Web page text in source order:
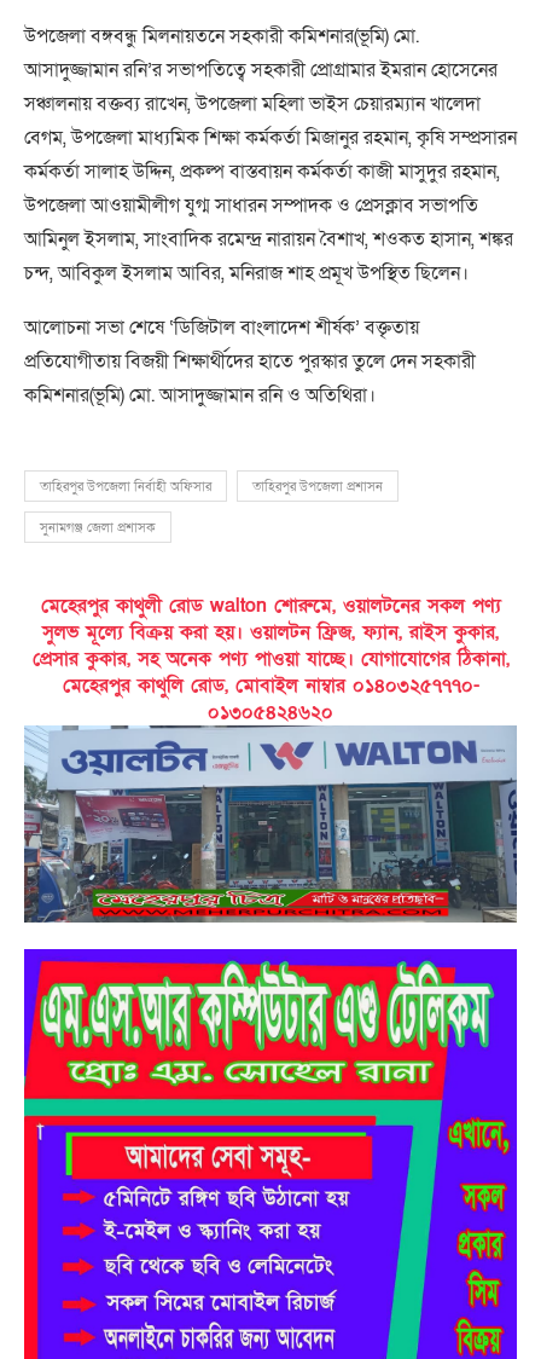
উপজেলা বঙ্গবন্ধু মিলনায়তনে সহকারী কমিশনার(ভূমি) মো.
আসাদুজ্জামান রনি’র সভাপতিত্বে সহকারী প্রোগ্রামার ইমরান হোসেনের
সঞ্চালনায় বক্তব্য রাখেন, উপজেলা মহিলা ভাইস চেয়ারম্যান খালেদা
বেগম, উপজেলা মাধ্যমিক শিক্ষা কর্মকর্তা মিজানুর রহমান, কৃষি সম্প্রসারন
কর্মকর্তা সালাহ উদ্দিন, প্রকল্প বাস্তবায়ন কর্মকর্তা কাজী মাসুদুর রহমান,
উপজেলা আওয়ামীলীগ যুগ্ম সাধারন সম্পাদক ও প্রেসক্লাব সভাপতি
আমিনুল ইসলাম, সাংবাদিক রমেন্দ্র নারায়ন বৈশাখ, শওকত হাসান, শঙ্কর
চন্দ, আবিকুল ইসলাম আবির, মনিরাজ শাহ প্রমূখ উপস্থিত ছিলেন।
আলোচনা সভা শেষে ‘ডিজিটাল বাংলাদেশ শীর্ষক’ বক্তৃতায়
প্রতিযোগীতায় বিজয়ী শিক্ষার্থীদের হাতে পুরস্কার তুলে দেন সহকারী
কমিশনার(ভূমি) মো. আসাদুজ্জামান রনি ও অতিথিরা।
তাহিরপুর উপজেলা নির্বাহী অফিসার তাহিরপুর উপজেলা প্রশাসন
সুনামগঞ্জ জেলা প্রশাসক
মেহেরপুর কাথুলী রোড walton শোরুমে, ওয়ালটনের সকল পণ্য
সুলভ মূল্যে বিক্রয় করা হয়। ওয়ালটন ফ্রিজ, ফ্যান, রাইস কুকার,
প্রেসার কুকার, সহ অনেক পণ্য পাওয়া যাচ্ছে। যোগাযোগের ঠিকানা,
মেহেরপুর কাথুলি রোড, মোবাইল নাম্বার ০১৪০৩২৫৭৭৭০-
০১৩০৫৪২৪৬২০